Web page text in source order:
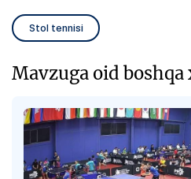
Stol tennisi
Mavzuga oid boshqa